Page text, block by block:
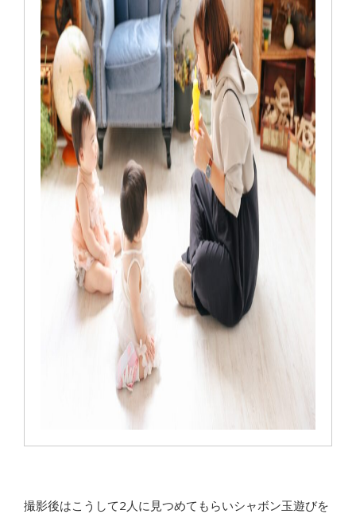
撮影後はこうして2人に見つめてもらいシャボン玉遊びを